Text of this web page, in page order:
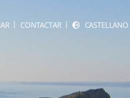
CONTACTAR CASTELLANO